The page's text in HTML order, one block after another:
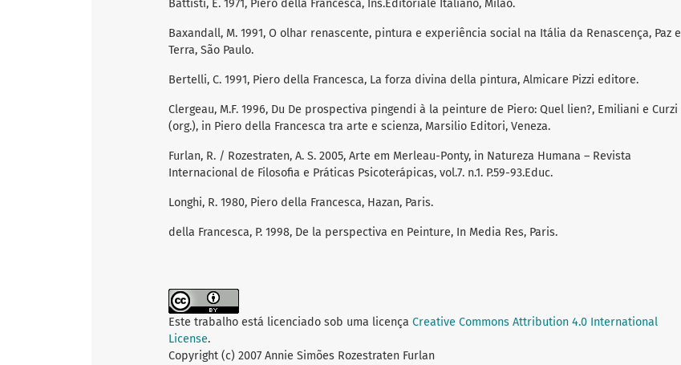
Battisti, E. 1971, Piero della Francesca, Ins.Editoriale Italiano, Milão.
Baxandall, M. 1991, O olhar renascente, pintura e experiência social na Itália da Renascença, Paz e
Terra, São Paulo.
Bertelli, C. 1991, Piero della Francesca, La forza divina della pintura, Almicare Pizzi editore.
Clergeau, M.F. 1996, Du De prospectiva pingendi à la peinture de Piero: Quel lien?, Emiliani e Curzi
(org.), in Piero della Francesca tra arte e scienza, Marsilio Editori, Veneza.
Furlan, R. / Rozestraten, A. S. 2005, Arte em Merleau-Ponty, in Natureza Humana – Revista
Internacional de Filosofia e Práticas Psicoterápicas, vol.7. n.1. P.59-93.Educ.
Longhi, R. 1980, Piero della Francesca, Hazan, Paris.
della Francesca, P. 1998, De la perspectiva en Peinture, In Media Res, Paris.
Este trabalho está licenciado sob uma licença Creative Commons Attribution 4.0 International
License.
Copyright (c) 2007 Annie Simões Rozestraten Furlan